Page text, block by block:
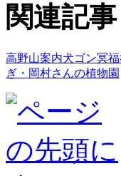
関連記事
高野山案内犬ゴン冥
ぎ・岡村さんの植物園